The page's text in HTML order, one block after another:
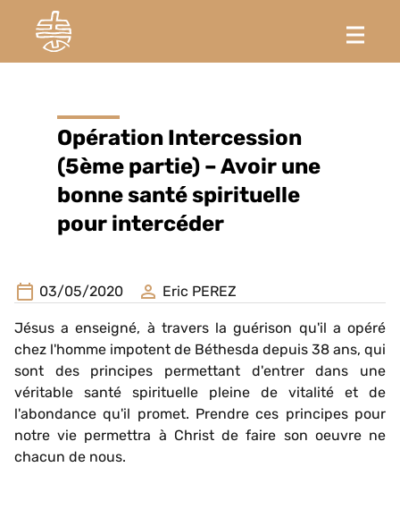
Opération Intercession
(5ème partie) – Avoir une
bonne santé spirituelle
pour intercéder
03/05/2020 Eric PEREZ
Jésus a enseigné, à travers la guérison qu'il a opéré
chez l'homme impotent de Béthesda depuis 38 ans, qui
sont des principes permettant d'entrer dans une
véritable santé spirituelle pleine de vitalité et de
l'abondance qu'il promet. Prendre ces principes pour
notre vie permettra à Christ de faire son oeuvre ne
chacun de nous.